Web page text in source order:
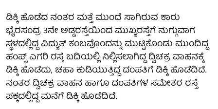
ಡಿಕ್ಕಿ ಹೊಡೆದ ನಂತರ ಮತ್ತೆ ಮುಂದೆ ಸಾಗಿರುವ ಕಾರು
ಭೈರಸಂದ್ರ 3ನೇ ಅಡ್ಡರಸ್ತೆಯಿಂದ ಮುಖ್ಯರಸ್ತೆಗೆ ನುಗ್ಗುವಾಗ
ಸ್ಥಳದಲ್ಲಿದ್ದ ವಿದ್ಯುತ್ ಕಂಬವೊಂದನ್ನು ಮುಟ್ಟಿಕೊಂಡು ಮುಂದಿದ್ದ
ಹಂಪ್ಸ್ ಎಗರಿ ರಸ್ತೆ ಬದಿಯಲ್ಲಿ ನಿಲ್ಲಿಸಲಾಗಿದ್ದ ದ್ವಿಚಕ್ರ ವಾಹನಕ್ಕೆ
ಡಿಕ್ಕಿ ಹೊಡೆದು, ಚಹಾ ಕುಡಿಯುತ್ತಿದ್ದ ದಂಪತಿಗೆ ಡಿಕ್ಕಿ ಹೊಡೆದಿದೆ.
ನಂತರ ದ್ವಿಚಕ್ರ ವಾಹನ ಹಾಗೂ ದಂಪತಿಗಳ ಸಮೇತರ ರಸ್ತೆ
ಪಕ್ಕದಲ್ಲಿದ್ದ ಮನೆಗೆ ಡಿಕ್ಕಿ ಹೊಡೆದಿದೆ.